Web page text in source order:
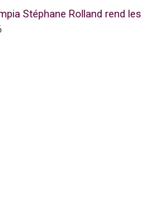
Stéphane Rolland rend les